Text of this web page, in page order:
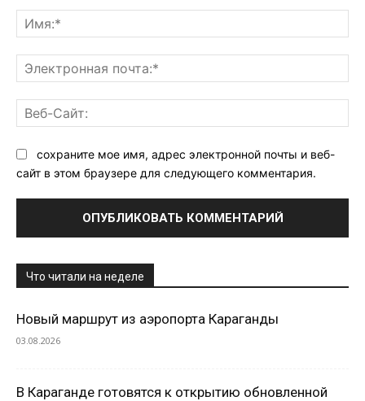
сохраните мое имя, адрес электронной почты и веб-
сайт в этом браузере для следующего комментария.
Что читали на неделе
Новый маршрут из аэропорта Караганды
03.08.2026
В Караганде готовятся к открытию обновленной